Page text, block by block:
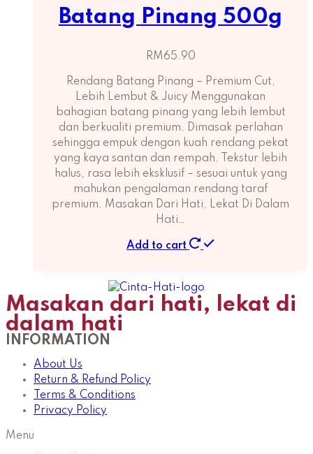
Batang Pinang 500g
RM65.90
Rendang Batang Pinang – Premium Cut,
Lebih Lembut & Juicy Menggunakan
bahagian batang pinang yang lebih lembut
dan berkualiti premium. Dimasak perlahan
sehingga empuk dengan kuah rendang pekat
yang kaya santan dan rempah. Tekstur lebih
halus, rasa lebih eksklusif – sesuai untuk yang
mahukan pengalaman rendang taraf
premium. Masakan Dari Hati, Lekat Di Dalam
Hati…
Add to cart
Masakan dari hati, lekat di
dalam hati
INFORMATION
About Us
Return & Refund Policy
Terms & Conditions
Privacy Policy
Menu